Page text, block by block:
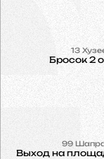
13
Бросок 2
99
Выход на